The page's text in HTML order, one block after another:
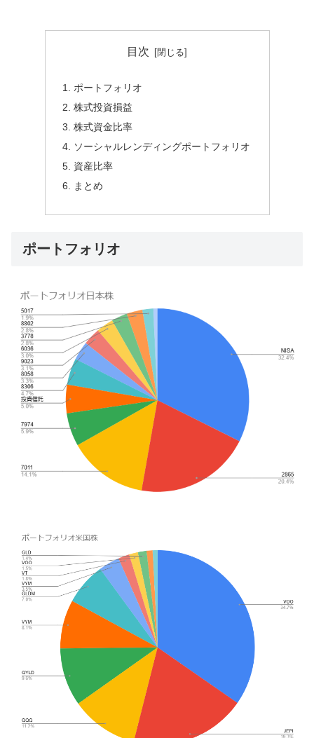
目次
ポートフォリオ
株式投資損益
株式資金比率
ソーシャルレンディングポートフォリオ
資産比率
まとめ
ポートフォリオ